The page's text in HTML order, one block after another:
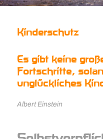
Kinderschutz
Es gibt keine
Fortschritte,
unglückliches
Albert Einstein